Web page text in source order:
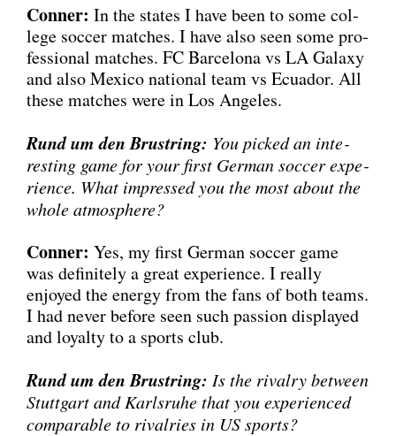
Con­ner: In the sta­tes I have been to some col­
lege soc­cer matches. I have also seen some pro­
fes­sio­nal matches. FC Bar­ce­lo­na vs LA Gala­xy
and also Mexi­co natio­nal team vs Ecua­dor. All
the­se matches were in Los Ange­les.
Rund um den Brust­ring: You picked an inte­
res­t­ing game for your first Ger­man soc­cer expe­
ri­ence. What impres­sed you the most about the
who­le atmo­sphe­re?
Con­ner: Yes, my first Ger­man soc­cer game
was defi­ni­te­ly a gre­at expe­ri­ence. I real­ly
enjoy­ed the ener­gy from the fans of both teams.
I had never befo­re seen such pas­si­on dis­play­ed
and loyal­ty to a sports club.
Rund um den Brust­ring: Is the rival­ry bet­ween
Stutt­gart and Karls­ru­he that you expe­ri­en­ced
com­pa­ra­ble to rival­ries in US sports?